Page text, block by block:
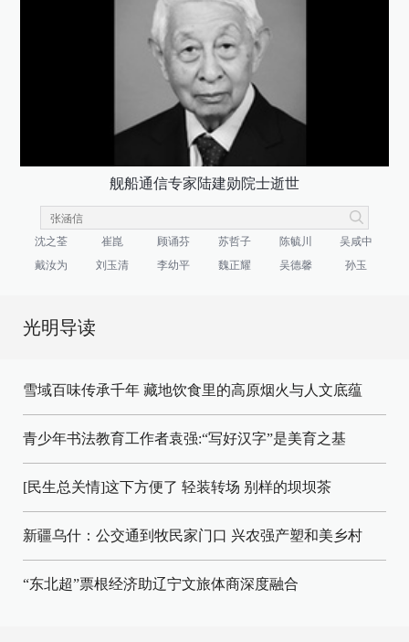
舰船通信专家陆建勋院士逝世
沈之荃 崔崑 顾诵芬 苏哲子 陈毓川
吴咸中
戴汝为
刘玉清 李幼平 魏正耀 吴德馨 孙玉
光明导读
雪域百味传承千年 藏地饮食里的高原烟火与人文底蕴
青少年书法教育工作者袁强:“写好汉字”是美育之基
[民生总关情]这下方便了 轻装转场 别样的坝坝茶
新疆乌什：公交通到牧民家门口 兴农强产塑和美乡村
“东北超”票根经济助辽宁文旅体商深度融合